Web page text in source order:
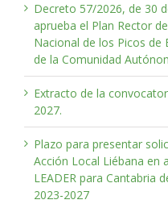
Decreto 57/2026, de 30
aprueba el Plan Rector
Nacional de los Picos
de la Comunidad
Extracto de la
2027.
Plazo para presentar
Acción Local Liébana en
LEADER para Cantabria
2023-2027